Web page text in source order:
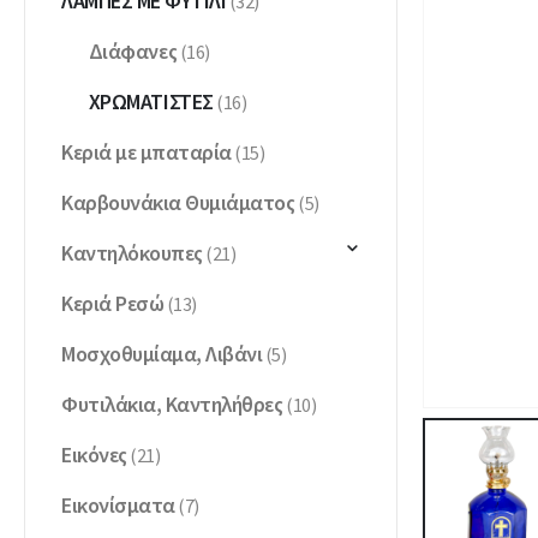
Διάφανες (16)
ΧΡΩΜΑΤΙΣΤΈΣ (16)
Κεριά με μπαταρία(15)
Καρβουνάκια Θυμιάματος (5)
Καντηλόκουπες (21)
Κεριά Ρεσώ (13)
Μοσχοθυμίαμα, Λιβάνι(5)
Φυτιλάκια, Καντηλήθρες (10)
Εικόνες (21)
Εικονίσματα(7)